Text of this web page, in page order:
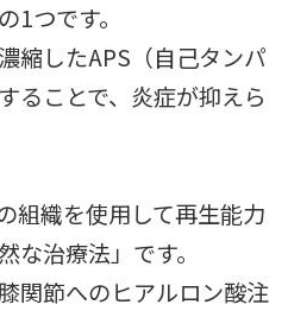
1つです。
縮したAPS（自己タンパ
ることで、炎症が抑えら
組織を使用して再生能力
な治療法」です。
関節へのヒアルロン酸注